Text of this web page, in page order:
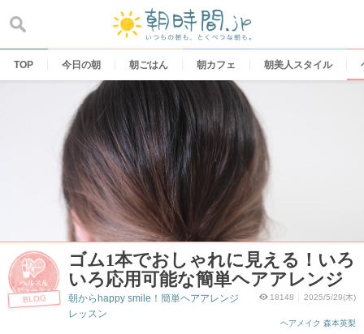
content
TOP 今日の朝 朝ごはん 朝カフェ 朝美人スタイル
BLOG
ゴム1本でおしゃれに見える！いろ
いろ応用可能な簡単ヘアアレンジ
18148 2025/5/29(木)
ヘアメイク 森本英梨
朝からhappy smile！簡単ヘアアレンジ
レッスン